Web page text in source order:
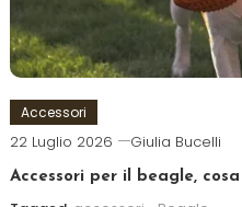
Accessori
22 Luglio 2026 Giulia Bucelli
Accessori per il beagle,